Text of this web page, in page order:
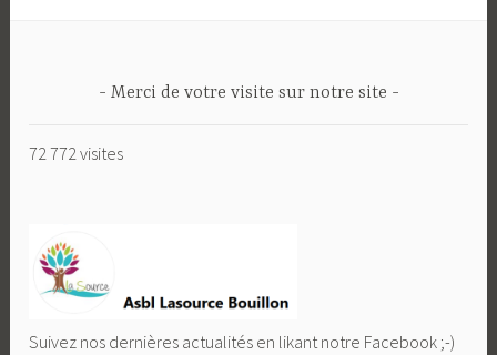
Merci de votre visite sur notre site
72 772 visites
Suivez nos dernières actualités en likant notre Facebook ;-)